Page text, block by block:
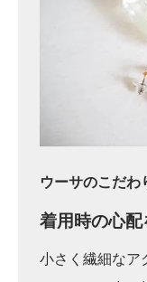
ウーサのこだ
着用時の心配
小さく繊細なア